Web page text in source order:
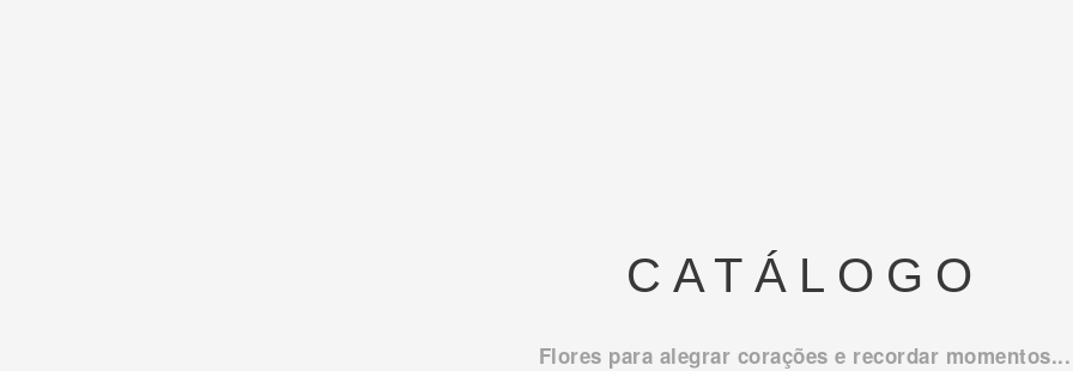
CATÁLOGO
Flores para alegrar corações e recordar momentos...